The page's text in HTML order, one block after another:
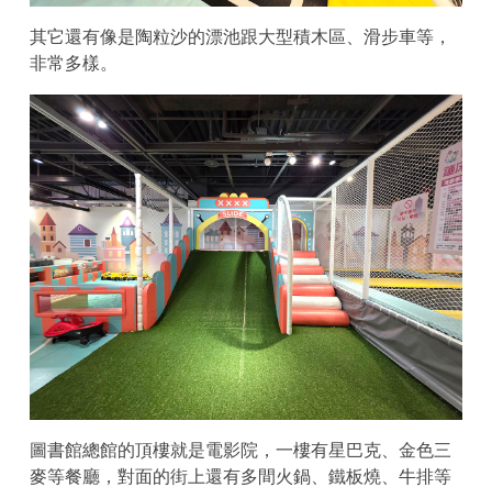
其它還有像是陶粒沙的漂池跟大型積木區、滑步車等，
非常多樣。
圖書館總館的頂樓就是電影院，一樓有星巴克、金色三
麥等餐廳，對面的街上還有多間火鍋、鐵板燒、牛排等